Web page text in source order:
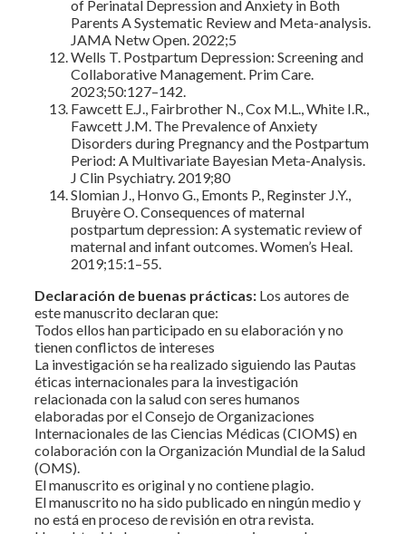
of Perinatal Depression and Anxiety in Both
Parents A Systematic Review and Meta-analysis.
JAMA Netw Open. 2022;5
Wells T. Postpartum Depression: Screening and
Collaborative Management. Prim Care.
2023;50:127–142.
Fawcett E.J., Fairbrother N., Cox M.L., White I.R.,
Fawcett J.M. The Prevalence of Anxiety
Disorders during Pregnancy and the Postpartum
Period: A Multivariate Bayesian Meta-Analysis.
J Clin Psychiatry. 2019;80
Slomian J., Honvo G., Emonts P., Reginster J.Y.,
Bruyère O. Consequences of maternal
postpartum depression: A systematic review of
maternal and infant outcomes. Women’s Heal.
2019;15:1–55.
Declaración de buenas prácticas: Los autores de
este manuscrito declaran que:
Todos ellos han participado en su elaboración y no
tienen conflictos de intereses
La investigación se ha realizado siguiendo las Pautas
éticas internacionales para la investigación
relacionada con la salud con seres humanos
elaboradas por el Consejo de Organizaciones
Internacionales de las Ciencias Médicas (CIOMS) en
colaboración con la Organización Mundial de la Salud
(OMS).
El manuscrito es original y no contiene plagio.
El manuscrito no ha sido publicado en ningún medio y
no está en proceso de revisión en otra revista.